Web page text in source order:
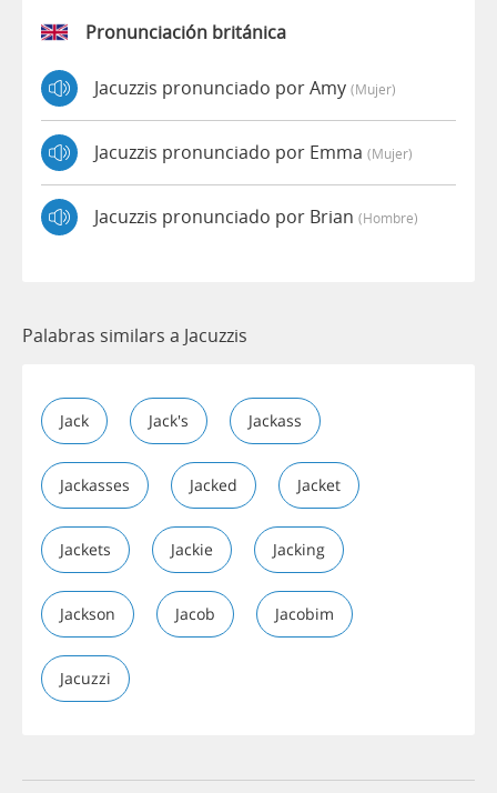
Pronunciación británica
Jacuzzis pronunciado por Amy (mujer)
Jacuzzis pronunciado por Emma (mujer)
Jacuzzis pronunciado por Brian (hombre)
Palabras similars a Jacuzzis
Jack Jack's Jackass
Jackasses Jacked Jacket
Jackets Jackie Jacking
Jackson Jacob Jacobim
Jacuzzi